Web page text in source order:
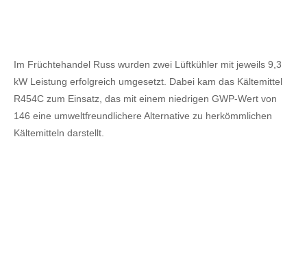
Im Früchtehandel Russ wurden zwei Lüftkühler mit jeweils 9,3
kW Leistung erfolgreich umgesetzt. Dabei kam das Kältemittel
R454C zum Einsatz, das mit einem niedrigen GWP-Wert von
146 eine umweltfreundlichere Alternative zu herkömmlichen
Kältemitteln darstellt.